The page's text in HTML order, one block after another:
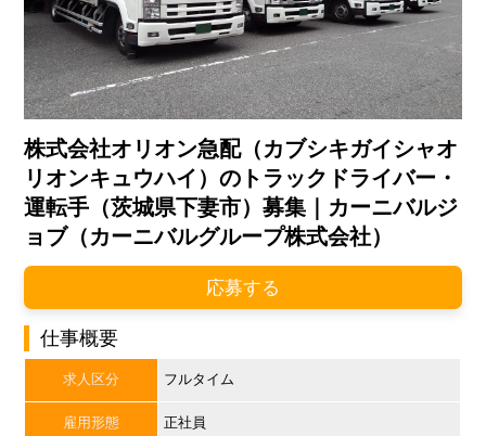
株式会社オリオン急配（カブシキガイシャオ
リオンキュウハイ）のトラックドライバー・
運転手（茨城県下妻市）募集｜カーニバルジ
ョブ（カーニバルグループ株式会社）
応募する
仕事概要
求人区分 フルタイム
雇用形態 正社員